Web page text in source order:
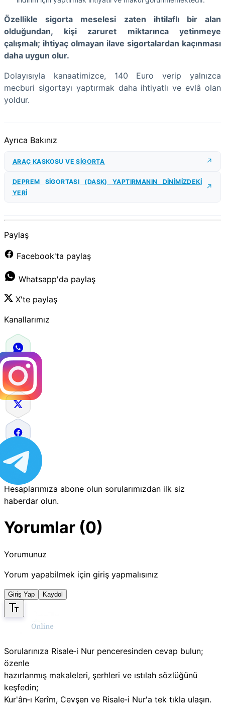
Özellikle sigorta meselesi zaten ihtilaflı bir alan
olduğundan, kişi zaruret miktarınca yetinmeye
çalışmalı; ihtiyaç olmayan ilave sigortalardan kaçınması
daha uygun olur.
Dolayısıyla kanaatimizce, 140 Euro verip yalnızca
mecburi sigortayı yaptırmak daha ihtiyatlı ve evlâ olan
yoldur.
Ayrıca Bakınız
ARAÇ KASKOSU VE SİGORTA
DEPREM SİGORTASI (DASK) YAPTIRMANIN DİNİMİZDEKİ
YERİ
Paylaş
Facebook'ta paylaş
Whatsapp'da paylaş
X'te paylaş
Kanallarımız
Hesaplarımıza abone olun sorularımızdan ilk siz
haberdar olun.
Yorumlar (0)
Yorumunuz
Yorum yapabilmek için giriş yapmalısınız
Giriş Yap Kaydol
Sorularınıza Risale‑i Nur penceresinden cevap bulun;
özenle
hazırlanmış makaleleri, şerhleri ve ıstılah sözlüğünü
keşfedin;
Kur'ân‑ı Kerîm, Cevşen ve Risale‑i Nur'a tek tıkla ulaşın.